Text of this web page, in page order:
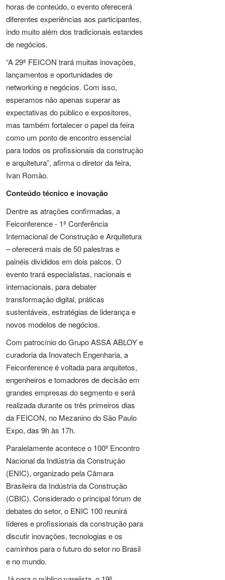
horas de conteúdo, o evento oferecerá
diferentes experiências aos participantes,
indo muito além dos tradicionais estandes
de negócios.
“A 29ª FEICON trará muitas inovações,
lançamentos e oportunidades de
networking e negócios. Com isso,
esperamos não apenas superar as
expectativas do público e expositores,
mas também fortalecer o papel da feira
como um ponto de encontro essencial
para todos os profissionais da construção
e arquitetura”, afirma o diretor da feira,
Ivan Romão.
Conteúdo técnico e inovação
Dentre as atrações confirmadas, a
Feiconference - 1ª Conferência
Internacional de Construção e Arquitetura
– oferecerá mais de 50 palestras e
painéis divididos em dois palcos. O
evento trará especialistas, nacionais e
internacionais, para debater
transformação digital, práticas
sustentáveis, estratégias de liderança e
novos modelos de negócios.
Com patrocínio do Grupo ASSA ABLOY e
curadoria da Inovatech Engenharia, a
Feiconference é voltada para arquitetos,
engenheiros e tomadores de decisão em
grandes empresas do segmento e será
realizada durante os três primeiros dias
da FEICON, no Mezanino do São Paulo
Expo, das 9h às 17h.
Paralelamente acontece o 100º Encontro
Nacional da Indústria da Construção
(ENIC), organizado pela Câmara
Brasileira da Indústria da Construção
(CBIC). Considerado o principal fórum de
debates do setor, o ENIC 100 reunirá
líderes e profissionais da construção para
discutir inovações, tecnologias e os
caminhos para o futuro do setor no Brasil
e no mundo.